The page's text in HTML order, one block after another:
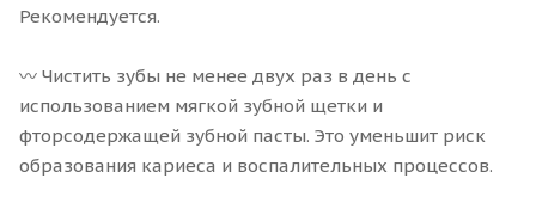
Рекомендуется.
〰 Чистить зубы не менее двух раз в день с
использованием мягкой зубной щетки и
фторсодержащей зубной пасты. Это уменьшит риск
образования кариеса и воспалительных процессов.